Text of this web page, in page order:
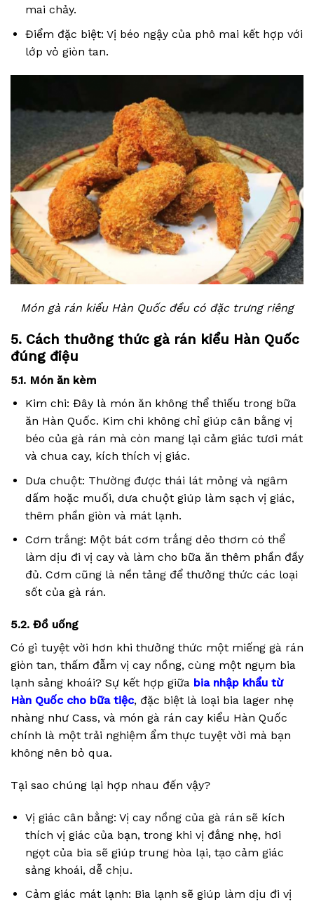
mai chảy.
Điểm đặc biệt: Vị béo ngậy của phô mai kết hợp với
lớp vỏ giòn tan.
Món gà rán kiểu Hàn Quốc đều có đặc trưng riêng
5. Cách thưởng thức gà rán kiểu Hàn Quốc
đúng điệu
5.1. Món ăn kèm
Kim chi: Đây là món ăn không thể thiếu trong bữa
ăn Hàn Quốc. Kim chi không chỉ giúp cân bằng vị
béo của gà rán mà còn mang lại cảm giác tươi mát
và chua cay, kích thích vị giác.
Dưa chuột: Thường được thái lát mỏng và ngâm
dấm hoặc muối, dưa chuột giúp làm sạch vị giác,
thêm phần giòn và mát lạnh.
Cơm trắng: Một bát cơm trắng dẻo thơm có thể
làm dịu đi vị cay và làm cho bữa ăn thêm phần đầy
đủ. Cơm cũng là nền tảng để thưởng thức các loại
sốt của gà rán.
5.2. Đồ uống
Có gì tuyệt vời hơn khi thưởng thức một miếng gà rán
giòn tan, thấm đẫm vị cay nồng, cùng một ngụm bia
lạnh sảng khoái? Sự kết hợp giữa bia nhập khẩu từ
Hàn Quốc cho bữa tiệc, đặc biệt là loại bia lager nhẹ
nhàng như Cass, và món gà rán cay kiểu Hàn Quốc
chính là một trải nghiệm ẩm thực tuyệt vời mà bạn
không nên bỏ qua.
Tại sao chúng lại hợp nhau đến vậy?
Vị giác cân bằng: Vị cay nồng của gà rán sẽ kích
thích vị giác của bạn, trong khi vị đắng nhẹ, hơi
ngọt của bia sẽ giúp trung hòa lại, tạo cảm giác
sảng khoái, dễ chịu.
Cảm giác mát lạnh: Bia lạnh sẽ giúp làm dịu đi vị